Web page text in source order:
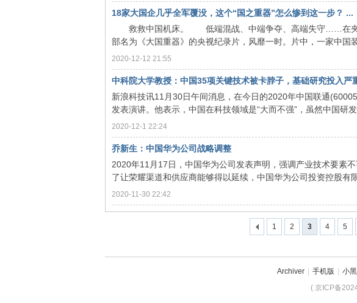
18家大国企几乎全军覆没，这个“国之重器”怎么惨到这一步？ ...
救救中国机床。 低端混战、中端争夺、高端失守……在
部名为《大国重器》的央视纪录片，风靡一时。片中，一家中国
2020-12-12 21:55
中科院大学教授：中国35项关键技术被卡脖子，基础研究投入严
新浪科技讯11月30日午间消息，在今日的2020年中国联通
发表演讲。他表示，中国在科技领域是“大而不强”，虽然中国研
2020-12-1 22:24
乔新生：中国华为公司战略调整
2020年11月17日，中国华为公司发表声明，强调产业技术要素
了让荣耀渠道和供应商能够得以延续，中国华为公司投资控股有
2020-11-30 22:42
1 2 3 4 5
Archiver 手机版 小
( 京ICP备